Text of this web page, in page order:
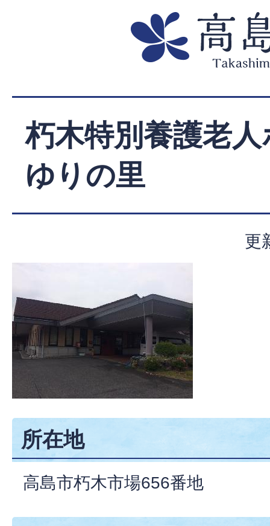
朽木特別養護老
ゆりの里
更
所在地
高島市朽木市場656番地